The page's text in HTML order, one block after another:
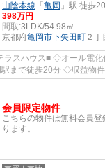
山陰本線 「亀岡 」駅 徒歩
398万円
間取:3LDK/54.98㎡
京都府亀岡市下矢田町 ２丁
ラスハウス■ ◇オール電
まで徒歩20分 ◇収益物件
会員限定物件
こちらの物件は無料会員
ります。